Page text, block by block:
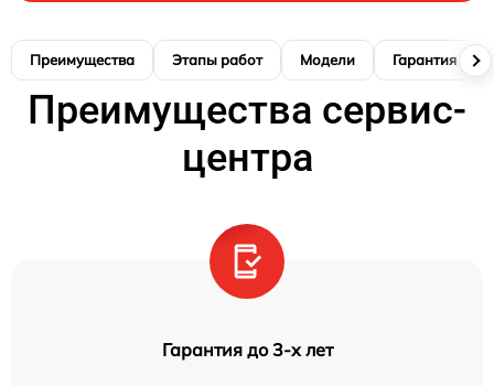
Преимущества Этапы работ Модели Гарантия
Преимущества сервис-
центра
Гарантия до 3-х лет